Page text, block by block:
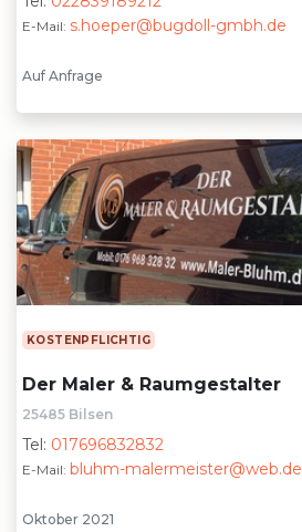
E-Mail: s.hoeper@bugdoll-gmbh.de
Auf Anfrage
KOSTENPFLICHTIG
Der Maler & Raumgestalter
25485 Bilsen
Tel: 017696832832
E-Mail: bluhm-malermeister@web.de
Oktober 2021